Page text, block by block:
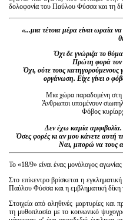
δολοφονία του Παύλου Φύσσα και τη
«...μια τέτοια μέρα είναι ωραία
Όχι δε γνώριζα το
Πρώτη φορά τον
Όχι, ούτε τους
οργάνωση. Είχε γίνει ο
Μια χώρα παραδομένη στη
Άνθρωποι υπομένουν
Φόβος
Δεν έχω καμία
Όσες φορές κι αν μου κάνετε αυτή
Ναι, μπορώ να τους
Το «18/9» είναι ένας μονόλογος
Στο επίκεντρο βρίσκεται η
Παύλου Φύσσα και η εμβληματική δίκη
Στοιχεία από αληθινές μαρτυρίες και
τη μυθοπλασία με το κοινωνικό